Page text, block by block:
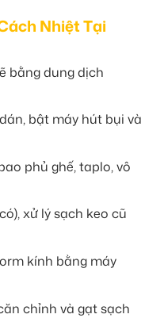
Nhiệt Tại
bằng dung dịch
bật máy hút bụi và
phủ ghế, taplo, vô
xử lý sạch keo cũ
kính bằng máy
chỉnh và gạt sạch